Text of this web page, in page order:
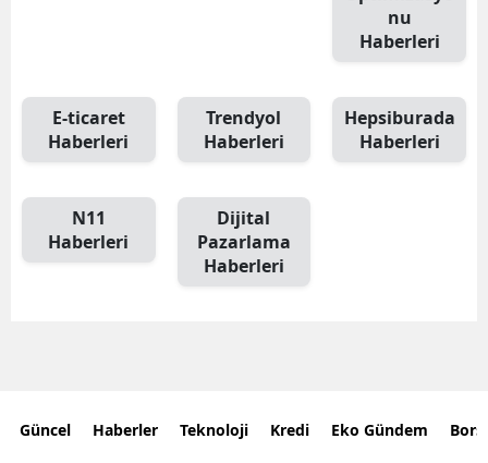
nu
Haberleri
E-ticaret
Haberleri
Trendyol
Haberleri
Hepsiburada
Haberleri
N11
Haberleri
Dijital
Pazarlama
Haberleri
Güncel Haberler Teknoloji Kredi Eko Gündem